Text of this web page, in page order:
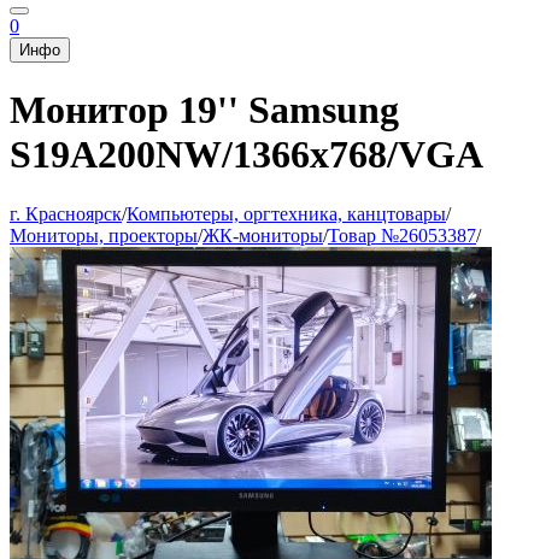
0
Инфо
Монитор 19'' Samsung
S19A200NW/1366x768/VGA
г. Красноярск/Компьютеры, оргтехника, канцтовары/
Мониторы, проекторы/ЖК-мониторы/Товар №26053387/